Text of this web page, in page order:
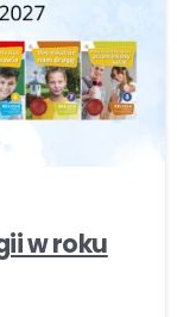
-
w roku